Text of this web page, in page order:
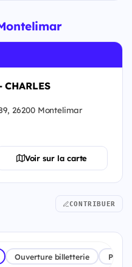
CHARLES
26200 Montelimar
Voir sur la carte
CONTRIBUER
Ouverture billetterie